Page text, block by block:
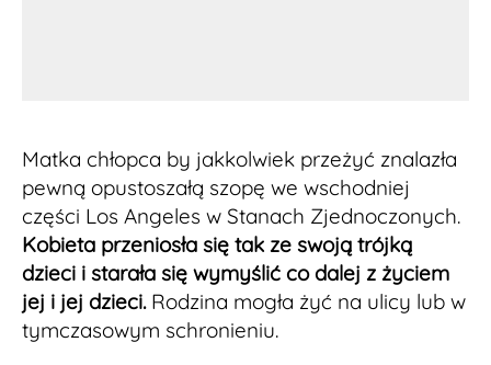
Matka chłopca by jakkolwiek przeżyć znalazła
pewną opustoszałą szopę we wschodniej
części Los Angeles w Stanach Zjednoczonych.
Kobieta przeniosła się tak ze swoją trójką
dzieci i starała się wymyślić co dalej z życiem
jej i jej dzieci.Rodzina mogła żyć na ulicy lub w
tymczasowym schronieniu.